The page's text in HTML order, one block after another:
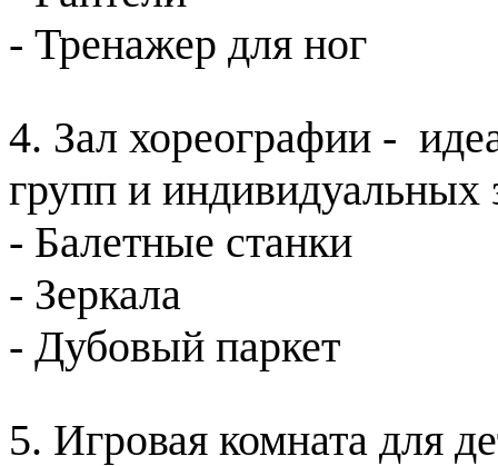
- Тренажер для ног
4. Зал хореографии -
групп и индивидуальных
- Балетные станки
- Зеркала
- Дубовый паркет
5. Игровая комната для